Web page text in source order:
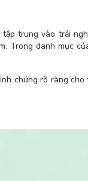
trung vào trải
Trong danh mục
chứng rõ ràng cho